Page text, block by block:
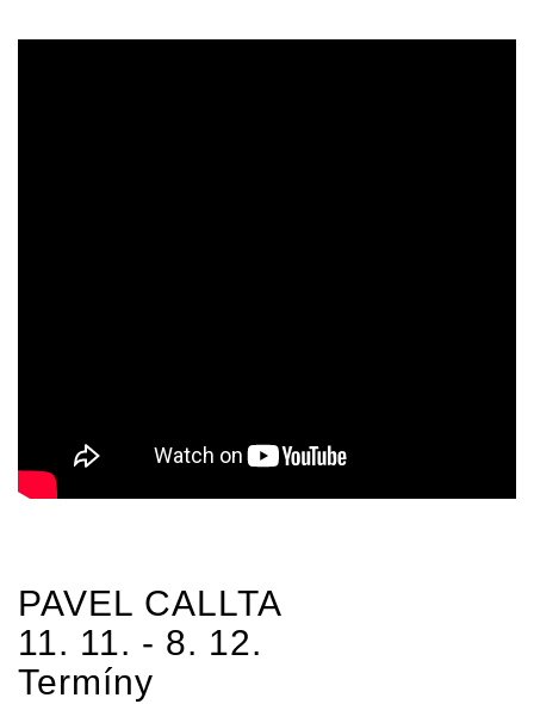
PAVEL CALLTA
11. 11. - 8. 12.
Termíny